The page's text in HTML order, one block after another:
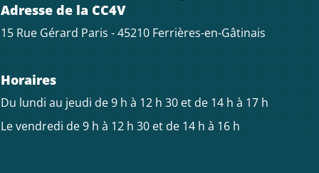
Adresse de la CC4V
15 Rue Gérard Paris - 45210 Ferrières-en-Gâtinais
Horaires
Du lundi au jeudi de 9 h à 12 h 30 et de 14 h à 17 h
Le vendredi de 9 h à 12 h 30 et de 14 h à 16 h